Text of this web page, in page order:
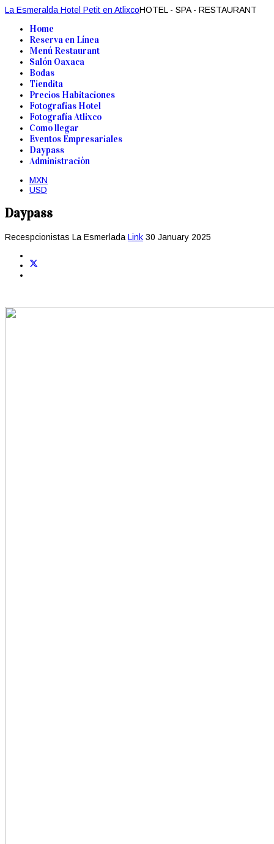
La Esmeralda Hotel Petit en AtlixcoHOTEL - SPA - RESTAURANT
Home
Reserva en Línea
Menú Restaurant
Salón Oaxaca
Bodas
Tiendita
Precios Habitaciones
Fotografias Hotel
Fotografía Atlixco
Como llegar
Eventos Empresariales
Daypass
Administraciòn
MXN
USD
Daypass
Recespcionistas La Esmerlada Link 30 January 2025